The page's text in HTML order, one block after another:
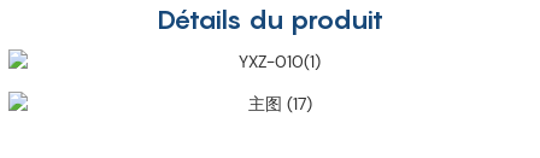
Détails du produit